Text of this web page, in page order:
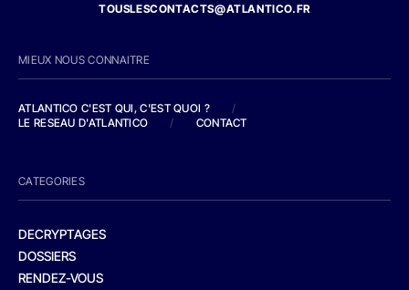
TOUSLESCONTACTS@ATLANTICO.FR
MIEUX NOUS CONNAITRE
ATLANTICO C'EST QUI, C'EST QUOI ?
/
LE RESEAU D'ATLANTICO
/ CONTACT
CATEGORIES
DECRYPTAGES
DOSSIERS
RENDEZ-VOUS